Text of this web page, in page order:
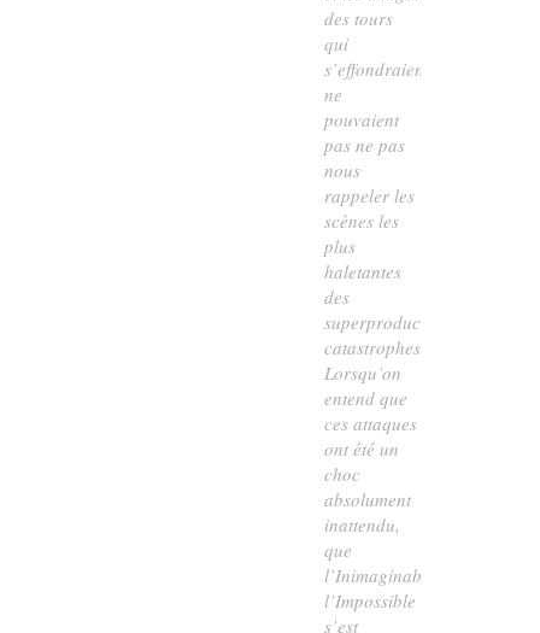
des tours
qui
s’effondraient
ne
pouvaient
pas ne pas
nous
rappeler les
scènes les
plus
haletantes
des
superproductions
catastrophes.
Lorsqu’on
entend que
ces attaques
ont été un
choc
absolument
inattendu,
que
l’Inimaginable,
l’Impossible
s’est